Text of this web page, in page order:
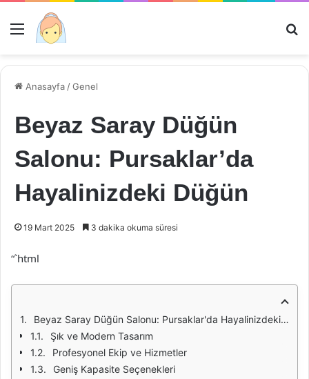
Menü
Anasayfa /Genel
Beyaz Saray Düğün
Salonu: Pursaklar’da
Hayalinizdeki Düğün
19 Mart 2025 3 dakika okuma süresi
“`html
Beyaz Saray Düğün Salonu: Pursaklar'da Hayalinizdeki Düğün
Şık ve Modern Tasarım
Profesyonel Ekip ve Hizmetler
Geniş Kapasite Seçenekleri